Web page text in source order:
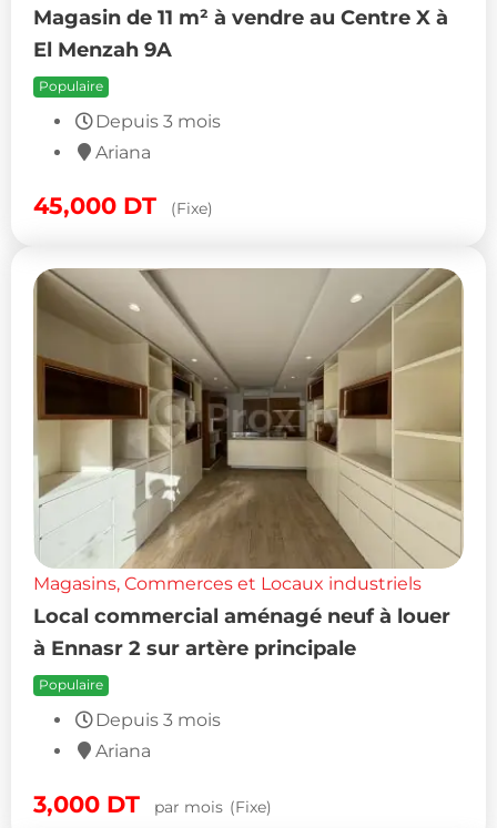
Magasin de 11 m² à vendre au Centre X à
El Menzah 9A
Populaire
Depuis 3 mois
Ariana
45,000 DT (Fixe)
Magasins, Commerces et Locaux industriels
Local commercial aménagé neuf à louer
à Ennasr 2 sur artère principale
Populaire
Depuis 3 mois
Ariana
3,000 DT par mois (Fixe)